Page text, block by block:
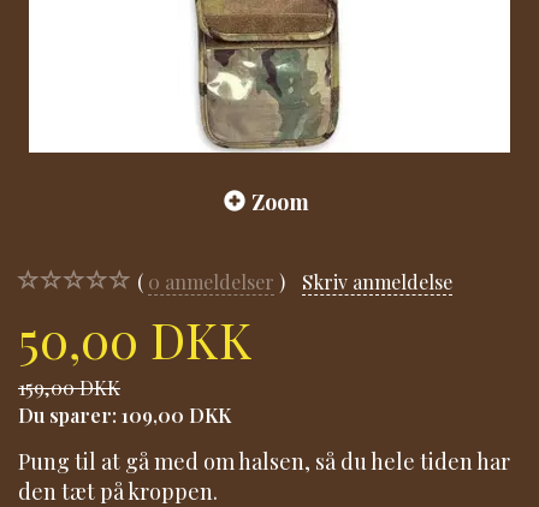
Zoom
0 anmeldelser Skriv anmeldelse
50,00 DKK
159,00 DKK
Du sparer: 109,00 DKK
Pung til at gå med om halsen, så du hele tiden har
den tæt på kroppen.